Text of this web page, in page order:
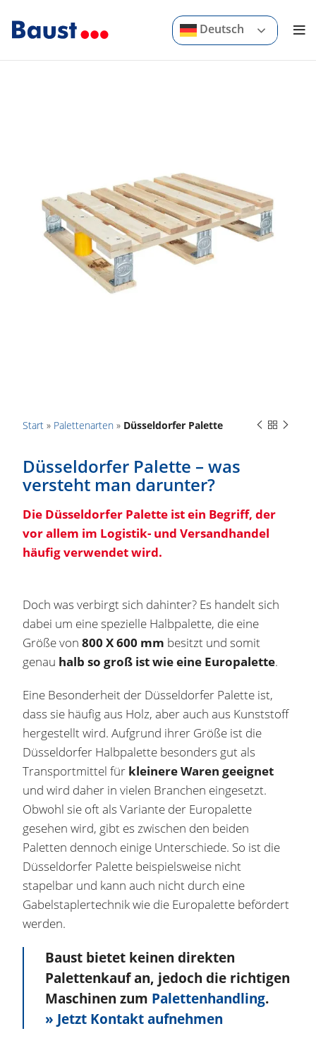
Deutsch
Start » Palettenarten » Düsseldorfer Palette
Düsseldorfer Palette – was
versteht man darunter?
Die Düsseldorfer Palette ist ein Begriff, der
vor allem im Logistik- und Versandhandel
häufig verwendet wird.
Doch was verbirgt sich dahinter? Es handelt sich
dabei um eine spezielle Halbpalette, die eine
Größe von 800 X 600 mm besitzt und somit
genau halb so groß ist wie eine Europalette.
Eine Besonderheit der Düsseldorfer Palette ist,
dass sie häufig aus Holz, aber auch aus Kunststoff
hergestellt wird. Aufgrund ihrer Größe ist die
Düsseldorfer Halbpalette besonders gut als
Transportmittel für kleinere Waren geeignet
und wird daher in vielen Branchen eingesetzt.
Obwohl sie oft als Variante der Europalette
gesehen wird, gibt es zwischen den beiden
Paletten dennoch einige Unterschiede. So ist die
Düsseldorfer Palette beispielsweise nicht
stapelbar und kann auch nicht durch eine
Gabelstaplertechnik wie die Europalette befördert
werden.
Baust bietet keinen direkten
Palettenkauf an, jedoch die richtigen
Maschinen zum Palettenhandling.
» Jetzt Kontakt aufnehmen